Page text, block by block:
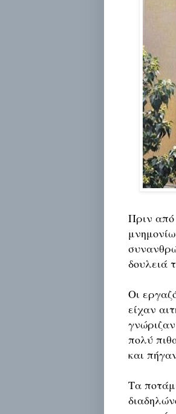
Πριν
δουλειά
Οι
είχαν
πολύ
και
Τα